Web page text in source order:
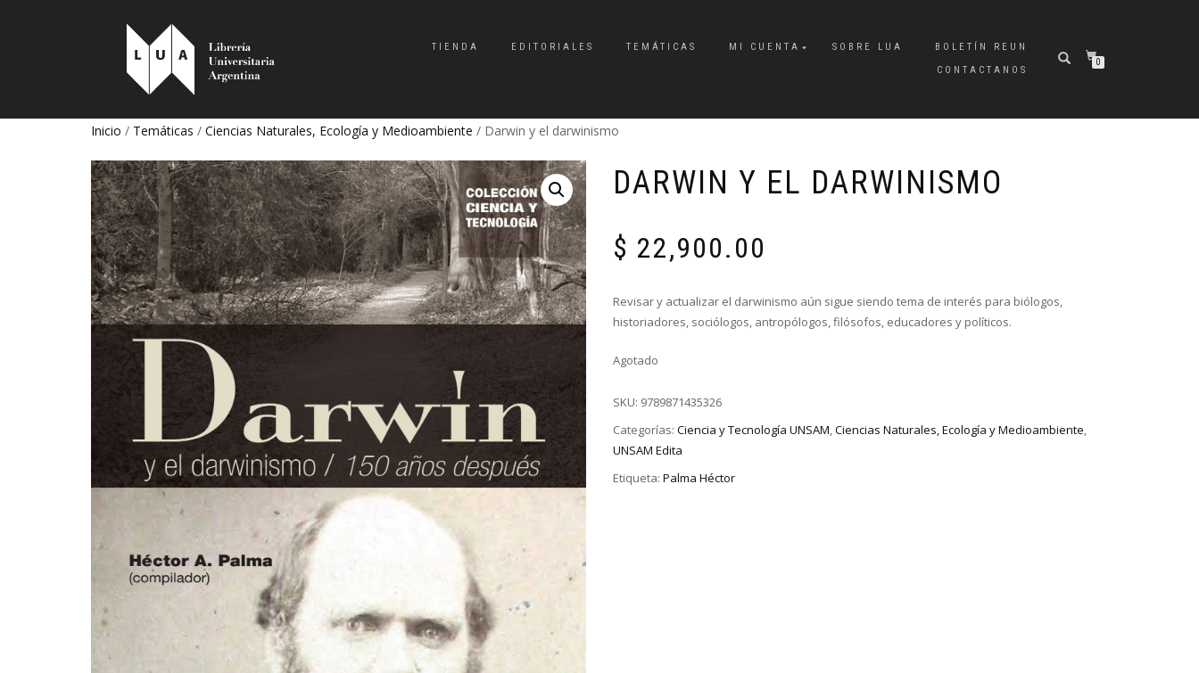
TIENDA EDITORIALES TEMÁTICAS MI CUENTA SOBRE LUA
BOLETÍN REUN
CONTACTANOS
0
Inicio / Temáticas / Ciencias Naturales, Ecología y Medioambiente / Darwin y el darwinismo
DARWIN Y EL DARWINISMO
$ 22,900.00
Revisar y actualizar el darwinismo aún sigue siendo tema de interés para biólogos,
historiadores, sociólogos, antropólogos, filósofos, educadores y políticos.
Agotado
SKU: 9789871435326
Categorías: Ciencia y Tecnología UNSAM,Ciencias Naturales, Ecología y Medioambiente,
UNSAM Edita
Etiqueta: Palma Héctor